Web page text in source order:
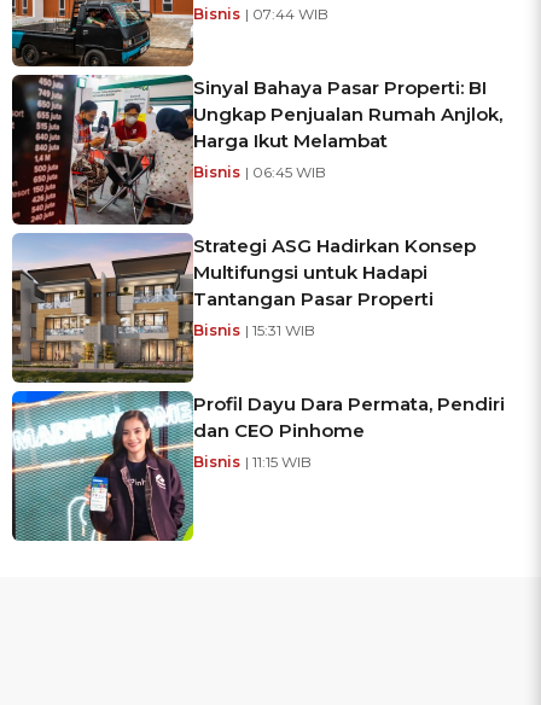
Bisnis | 07:44 WIB
Sinyal Bahaya Pasar Properti: BI
Ungkap Penjualan Rumah Anjlok,
Harga Ikut Melambat
Bisnis | 06:45 WIB
Strategi ASG Hadirkan Konsep
Multifungsi untuk Hadapi
Tantangan Pasar Properti
Bisnis | 15:31 WIB
Profil Dayu Dara Permata, Pendiri
dan CEO Pinhome
Bisnis | 11:15 WIB